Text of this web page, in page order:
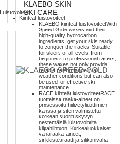
Luistovoiteet
Kiinteät luistovoiteet
KLAEBO kiinteät luistovoiteetWith
Speed Glide waxes and their
high-quality hydrocarbon
ingredients, get your skis ready
to conquer the tracks. Suitable
for skiers of all levels, from
beginners to professional racers,
these waxes not only provide
reliable performance in all
weather conditions but can also
be used for effective ski
maintenance.
RACE kiinteät luistovoiteetRACE
tuotteissa raaka-aineet on
prosessoitu hiilivetyliuottimien
kanssa ja siten valmistettu
korkean suorituskyvyn
nestemäisiä luistovoiteita
kilpahiihtoon. Korkealuokkaiset
vaharaaka-aineet,
sinkkistearaatti ja silikonivaha
KLAEBO SKIN
SKI CARE